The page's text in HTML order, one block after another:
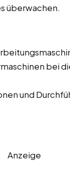
überwachen.
bei
und
Anzeige